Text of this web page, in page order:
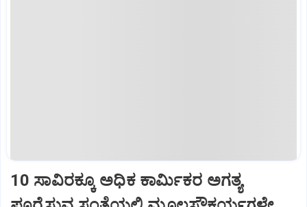
10 ಸಾವಿರಕ್ಕೂ ಅಧಿಕ ಕಾರ್ಮಿಕರ ಅಗತ್ಯ